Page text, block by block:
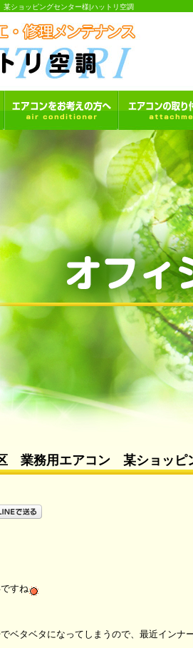
ョッピングセンター様|ハットリ空調
業務用エアコン 某ショッピ
すね
ベタベタになってしまうので、最近インナ